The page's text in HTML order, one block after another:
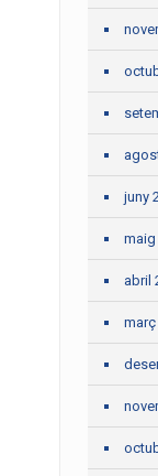
juny
maig
abril